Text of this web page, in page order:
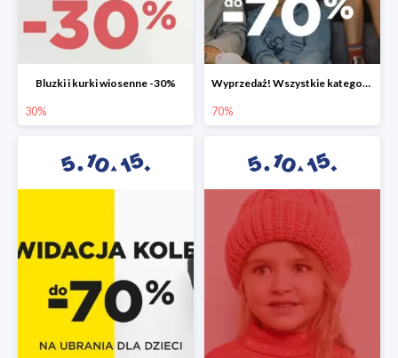
Bluzki i kurki wiosenne -30%
30%
Wyprzedaż! Wszystkie kategorie do -70%
70%